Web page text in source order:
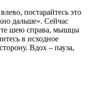
постарайтесь это
дальше». Сейчас
шею справа, мышцы
в исходное
Вдох – пауза,